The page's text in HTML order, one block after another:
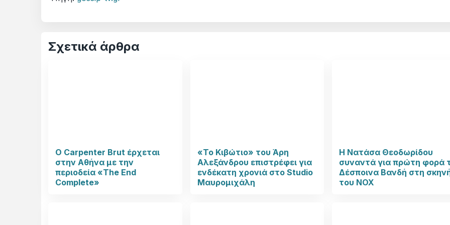
Σχετικά άρθρα
Ο Carpenter Brut έρχεται
στην Αθήνα με την
περιοδεία «The End
Complete»
«Το Κιβώτιο» του Άρη
Αλεξάνδρου επιστρέφει για
ενδέκατη χρονιά στο Studio
Μαυρομιχάλη
Η Νατάσα Θεοδωρίδου
συναντά για πρώτη φορά
Δέσποινα Βανδή στη
του NOX